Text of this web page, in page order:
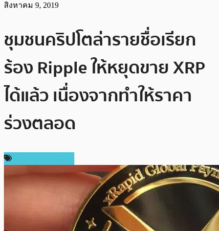
สิงหาคม 9, 2019
ชุมชนคริปโตล่ารายชื่อเรียก
ร้อง Ripple ให้หยุดขาย XRP
ได้แล้ว เนื่องจากทำให้ราคา
ร่วงตลอด